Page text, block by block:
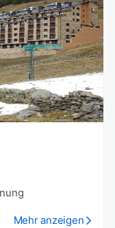
Mehr anzeigen